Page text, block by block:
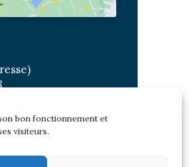
bon fonctionnement et
visiteurs.